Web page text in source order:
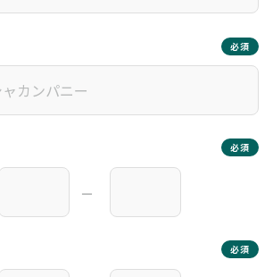
必須
必須
―
必須